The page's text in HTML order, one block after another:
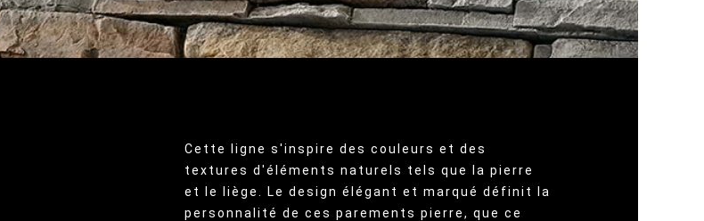
Cette ligne s'inspire des couleurs et des
textures d'éléments naturels tels que la pierre
et le liège. Le design élégant et marqué définit la
personnalité de ces parements pierre, que ce